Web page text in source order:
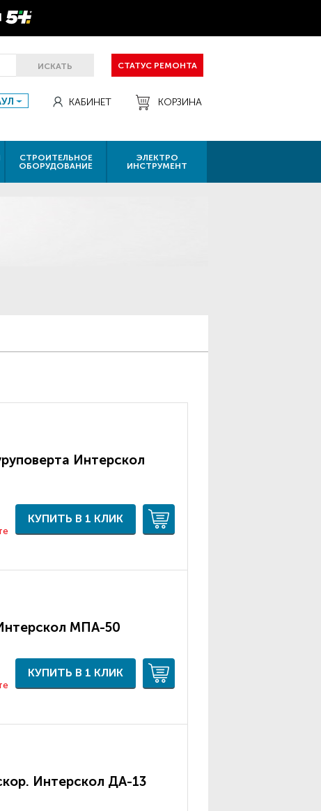
ИСКАТЬ СТАТУС РЕМОНТА
КАБИНЕТ КОРЗИНА
СТРОИТЕЛЬНОЕ
ОБОРУДОВАНИЕ
ЭЛЕКТРО
ИНСТРУМЕНТ
Интерскол
КУПИТЬ В 1 КЛИК
МПА-50
КУПИТЬ В 1 КЛИК
Интерскол ДА-13